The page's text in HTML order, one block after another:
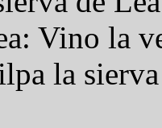
Vino la
la